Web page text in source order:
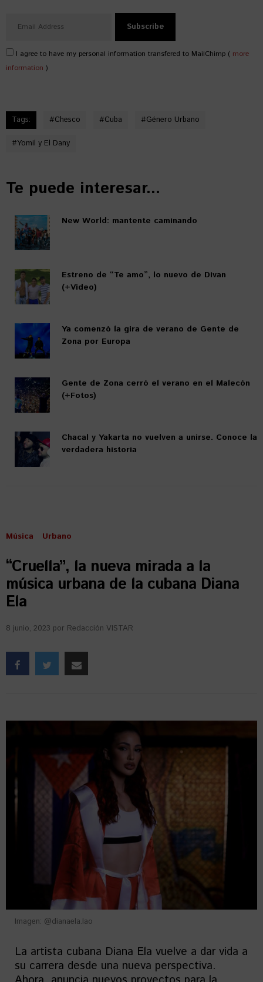
I agree to have my personal information transfered to MailChimp ( more
information )
Tags: #Chesco #Cuba #Género Urbano
#Yomil y El Dany
Te puede interesar...
New World: mantente caminando
Estreno de “Te amo”, lo nuevo de Divan
(+Video)
Ya comenzó la gira de verano de Gente de
Zona por Europa
Gente de Zona cerró el verano en el Malecón
(+Fotos)
Chacal y Yakarta no vuelven a unirse. Conoce la
verdadera historia
Música Urbano
“Cruella”, la nueva mirada a la
música urbana de la cubana Diana
Ela
8 junio, 2023 por Redacción VISTAR
Imagen: @dianaela.lao
La artista cubana Diana Ela vuelve a dar vida a
su carrera desde una nueva perspectiva.